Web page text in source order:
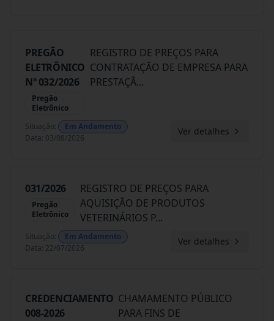
PREGÃO
ELETRÔNICO
Nº 032/2026
Pregão
Eletrônico
REGISTRO DE PREÇOS PARA
CONTRATAÇÃO DE EMPRESA PARA
PRESTAÇÃ...
Situação:
Em Andamento
Data: 03/08/2026
Ver detalhes
031/2026
Pregão
Eletrônico
REGISTRO DE PREÇOS PARA
AQUISIÇÃO DE PRODUTOS
VETERINÁRIOS P...
Situação:
Em Andamento
Data: 22/07/2026
Ver detalhes
CREDENCIAMENTO
008-2026
CHAMAMENTO PÚBLICO
PARA FINS DE